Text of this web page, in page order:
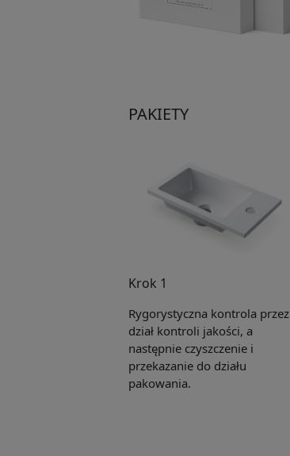
PAKIETY
Krok 1
Rygorystyczna kontrola przez
dział kontroli jakości, a
następnie czyszczenie i
przekazanie do działu
pakowania.